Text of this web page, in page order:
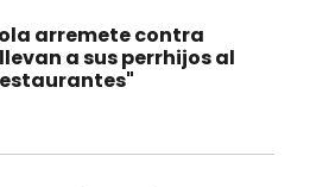
arremete contra
a sus perrhijos al